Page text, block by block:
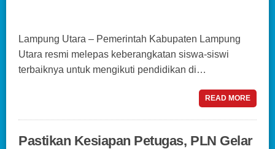
Lampung Utara – Pemerintah Kabupaten Lampung
Utara resmi melepas keberangkatan siswa-siswi
terbaiknya untuk mengikuti pendidikan di…
READ MORE
Pastikan Kesiapan Petugas, PLN Gelar